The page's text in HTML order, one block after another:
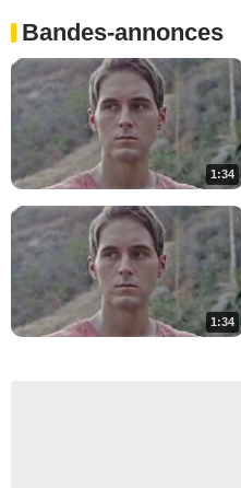
Bandes-annonces
1:34
1:34